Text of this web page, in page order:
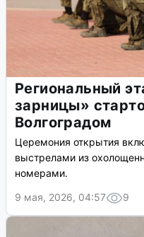
Региональный
зарницы»
Волгоградом
Церемония открытия
выстрелами из
номерами.
9 мая, 2026, 04:57
9